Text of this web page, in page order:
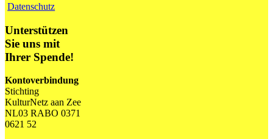
Datenschutz
Unterstützen
Sie uns mit
Ihrer Spende!
Kontoverbindung
Stichting
KulturNetz aan Zee
NL03 RABO 0371
0621 52